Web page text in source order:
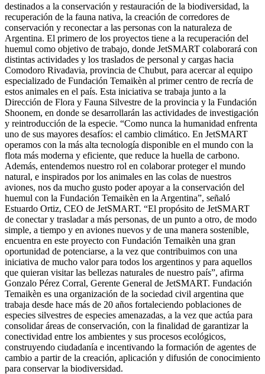
destinados a la conservación y restauración de la biodiversidad, la
recuperación de la fauna nativa, la creación de corredores de
conservación y reconectar a las personas con la naturaleza de
Argentina. El primero de los proyectos tiene a la recuperación del
huemul como objetivo de trabajo, donde JetSMART colaborará con
distintas actividades y los traslados de personal y cargas hacia
Comodoro Rivadavia, provincia de Chubut, para acercar al equipo
especializado de Fundación Temaikèn al primer centro de recría de
estos animales en el país. Esta iniciativa se trabaja junto a la
Dirección de Flora y Fauna Silvestre de la provincia y la Fundación
Shoonem, en donde se desarrollarán las actividades de investigación
y reintroducción de la especie. “Como nunca la humanidad enfrenta
uno de sus mayores desafíos: el cambio climático. En JetSMART
operamos con la más alta tecnología disponible en el mundo con la
flota más moderna y eficiente, que reduce la huella de carbono.
Además, entendemos nuestro rol en colaborar proteger el mundo
natural, e inspirados por los animales en las colas de nuestros
aviones, nos da mucho gusto poder apoyar a la conservación del
huemul con la Fundación Temaikèn en la Argentina”, señaló
Estuardo Ortiz, CEO de JetSMART. “El propósito de JetSMART
de conectar y trasladar a más personas, de un punto a otro, de modo
simple, a tiempo y en aviones nuevos y de una manera sostenible,
encuentra en este proyecto con Fundación Temaikèn una gran
oportunidad de potenciarse, a la vez que contribuimos con una
iniciativa de mucho valor para todos los argentinos y para aquellos
que quieran visitar las bellezas naturales de nuestro país”, afirma
Gonzalo Pérez Corral, Gerente General de JetSMART. Fundación
Temaikèn es una organización de la sociedad civil argentina que
trabaja desde hace más de 20 años fortaleciendo poblaciones de
especies silvestres de especies amenazadas, a la vez que actúa para
consolidar áreas de conservación, con la finalidad de garantizar la
conectividad entre los ambientes y sus procesos ecológicos,
construyendo ciudadanía e incentivando la formación de agentes de
cambio a partir de la creación, aplicación y difusión de conocimiento
para conservar la biodiversidad.